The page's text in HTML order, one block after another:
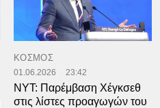
ΚΟΣΜΟΣ
01.06.2026 23:42
ΝΥΤ: Παρέμβαση Χέγκσεθ
στις λίστες προαγωγών του